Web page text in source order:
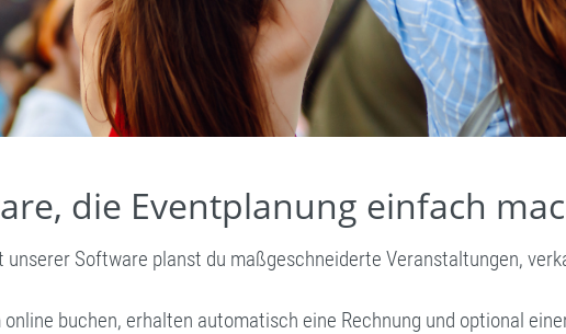
die Eventplanung einfach
Software planst du maßgeschneiderte Veranstaltungen,
buchen, erhalten automatisch eine Rechnung und optional